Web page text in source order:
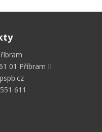
01 Příbram II
611